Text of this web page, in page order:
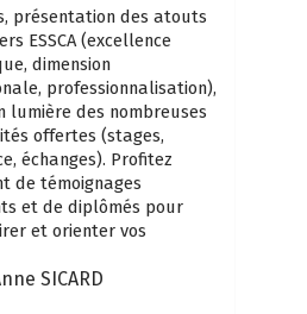
présentation des atouts
ESSCA (excellence
dimension
professionnalisation),
lumière des nombreuses
offertes (stages,
échanges). Profitez
de témoignages
et de diplômés pour
et orienter vos
SICARD